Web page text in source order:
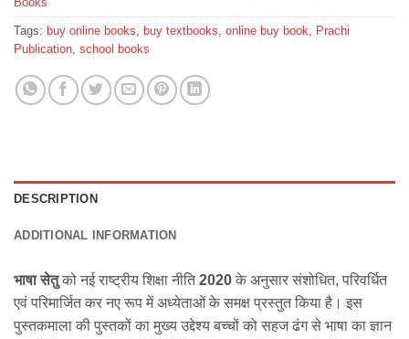
Tags: buy online books buy textbooks online buy book
Prachi
Publication school books
DESCRIPTION
ADDITIONAL INFORMATION
भाषा सेतुको नई राष्ट्रीय शिक्षा नीति2020 के अनुसार संशोधित, परिवर्धित
एवं परिमार्जित कर नए रूप में अध्येताओं के समक्ष प्रस्तुत किया है। इस
पुस्तकमाला की पुस्तकों का मुख्य उद्देश्य बच्चों को सहज ढंग से भाषा का ज्ञान